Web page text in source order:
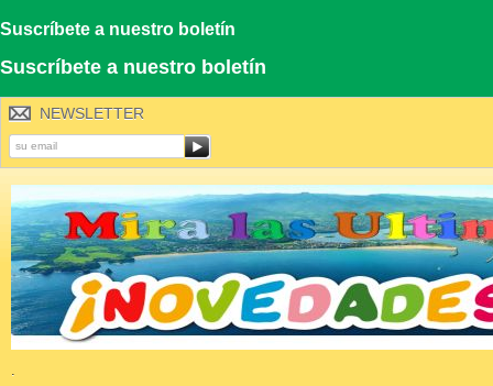
Suscríbete a nuestro boletín
Suscríbete a nuestro boletín
NEWSLETTER